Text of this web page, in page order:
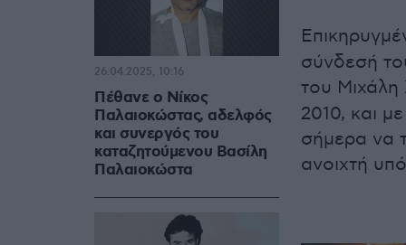
σύνδεσή
του Μιχάλη
2010, και
σήμερα να
ανοιχτή
Πέθανε ο Νίκος
Παλαιοκώστας, αδελφός
και συνεργός του
καταζητούμενου Βασίλη
Παλαιοκώστα
26.04.2025, 10:16